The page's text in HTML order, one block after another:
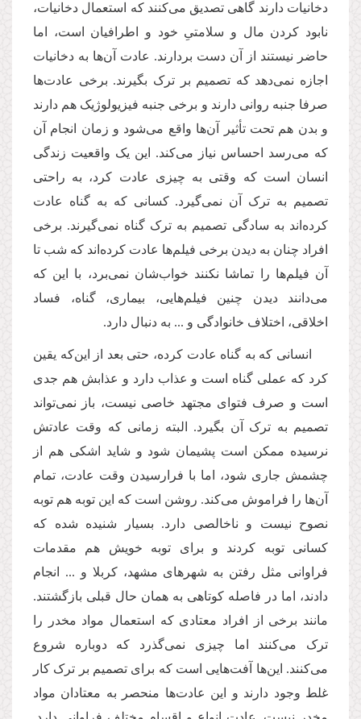
دخانیات دارند گاهی تصدیق می‌کنند که استعمال دخانیات،
نابود کردن مال و سلامتیِ خود و اطرافیان است، اما
حاضر نیستند از آن دست بردارند. عادت آن‌ها به دخانیات
اجازه نمی‌دهد که تصمیم بر ترک بگیرند. برخی عادت‌ها
صرفا جنبه روانی دارند و برخی جنبه فیزیولوژیک هم دارند
و بدن هم تحت تأثیر آن‌ها واقع می‌شود و زمان انجام آن
که می‌رسد احساس نیاز می‌کند. این یک واقعیت زندگی
انسان است که وقتی به چیزی عادت کرد، به راحتی
تصمیم به ترک آن نمی‌گیرد. کسانی که به گناه عادت
کرده‌اند به سادگی تصمیم به ترک گناه نمی‌گیرند. برخی
افراد چنان به دیدن برخی فیلم‌ها عادت کرده‌اند که شب تا
آن فیلم‌ها را تماشا نکنند خواب‌شان نمی‌برد، با این که
می‌دانند دیدن چنین فیلم‌هایی، بیماری، گناه، فساد
اخلاقی، اختلاف خانوادگی و ... به دنبال دارد.
انسانی که به گناه عادت کرده، حتی بعد از این‌که یقین
کرد که عملی گناه است و عذاب دارد و عذابش هم جدی
است و صرف فتوای مجتهد خاصی نیست، باز نمی‌تواند
تصمیم به ترک آن بگیرد. البته زمانی که وقت عادتش
نرسیده ممکن است پشیمان شود و شاید اشکی هم از
چشمش جاری شود، اما با فرارسیدن وقت عادت، تمام
آن‌ها را فراموش می‌کند. روشن است که این توبه هم توبه
نصوح نیست و ناخالصی دارد. بسیار شنیده شده که
کسانی توبه کردند و برای توبه خویش هم مقدمات
فراوانی مثل رفتن به شهرهای مشهد، کربلا و ... انجام
دادند، اما در فاصله کوتاهی به همان حال قبلی بازگشتند.
مانند برخی از افراد معتادی که استعمال مواد مخدر را
ترک می‌کنند اما چیزی نمی‌گذرد که دوباره شروع
می‌کنند. این‌ها آفت‌هایی است که برای تصمیم بر ترک کار
غلط وجود دارند و این عادت‌ها منحصر به معتادان مواد